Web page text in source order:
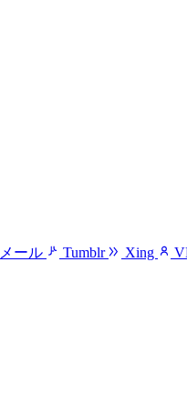
メール Tumblr Xing